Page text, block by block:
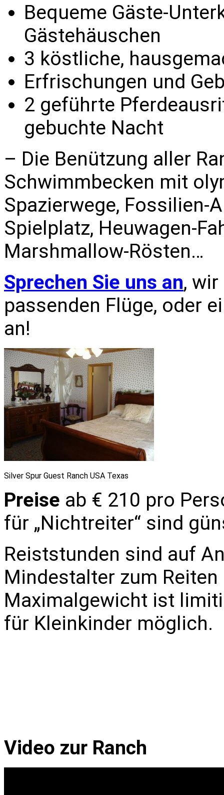
Bequeme Gäste-
Gästehäuschen
3 köstliche,
Erfrischungen und
2 geführte
gebuchte Nacht
– Die Benützung aller
Schwimmbecken mit
Spazierwege, Fossilien-
Spielplatz, Heuwagen-
Marshmallow-Rösten…
Sprechen Sie uns an,
passenden Flüge, oder
an!
Silver Spur Guest Ranch USA Texas
Preise ab € 210 pro
für „Nichtreiter“ sind
Reiststunden sind auf
Mindestalter zum
Maximalgewicht ist
für Kleinkinder möglich.
Video zur Ranch